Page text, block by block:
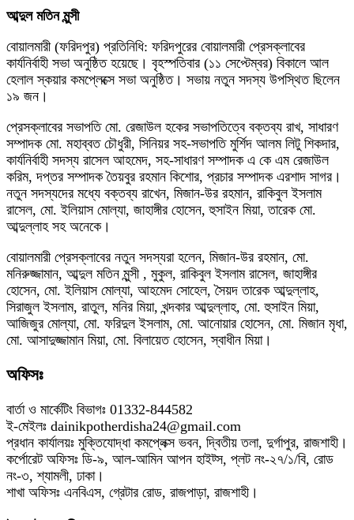
আব্দুল মতিন মুন্সী
বোয়ালমারী (ফরিদপুর) প্রতিনিধি: ফরিদপুরের বোয়ালমারী প্রেসক্লাবের
কার্যনির্বাহী সভা অনুষ্ঠিত হয়েছে। বৃহস্পতিবার (১১ সেপ্টেম্বর) বিকালে আল
হেলাল স্কয়ার কমপ্লেক্সে সভা অনুষ্ঠিত। সভায় নতুন সদস্য উপস্থিত ছিলেন
১৯ জন।
প্রেসক্লাবের সভাপতি মো. রেজাউল হকের সভাপতিত্বে বক্তব্য রাখ, সাধারণ
সম্পাদক মো. মহাব্বত চৌধুরী, সিনিয়র সহ-সভাপতি মুর্শিদ আলম লিটু শিকদার,
কার্যনির্বাহী সদস্য রাসেল আহমেদ, সহ-সাধারণ সম্পাদক এ কে এম রেজাউল
করিম, দপ্তর সম্পাদক তৈয়বুর রহমান কিশোর, প্রচার সম্পাদক এরশাদ সাগর।
নতুন সদস্যদের মধ্যে বক্তব্য রাখেন, মিজান-উর রহমান, রাকিবুল ইসলাম
রাসেল, মো. ইলিয়াস মোল্যা, জাহাঙ্গীর হোসেন, হুসাইন মিয়া, তারেক মো.
আব্দুল্লাহ সহ অনেকে।
বোয়ালমারী প্রেসক্লাবের নতুন সদস্যরা হলেন, মিজান-উর রহমান, মো.
মনিরুজ্জামান, আব্দুল মতিন মুন্সী , মুকুল, রাকিবুল ইসলাম রাসেল, জাহাঙ্গীর
হোসেন, মো. ইলিয়াস মোল্যা, আহমেদ সোহেল, সৈয়দ তারেক আব্দুল্লাহ,
সিরাজুল ইসলাম, রাতুল, মনির মিয়া, খন্দকার আব্দুল্লাহ, মো. হুসাইন মিয়া,
আজিজুর মোল্যা, মো. ফরিদুল ইসলাম, মো. আনোয়ার হোসেন, মো. মিজান মৃধা,
মো. আসাদুজ্জামান মিয়া, মো. বিলায়েত হোসেন, স্বাধীন মিয়া।
অফিসঃ
বার্তা ও মার্কেটিং বিভাগঃ 01332-844582
ই-মেইলঃ dainikpotherdisha24@gmail.com
প্রধান কার্যালয়ঃ মুক্তিযোদ্ধা কমপ্লেক্স ভবন, দ্বিতীয় তলা, দুর্গাপুর, রাজশাহী।
কর্পোরেট অফিসঃ ডি-৯, আল-আমিন আপন হাইট্স, প্লট নং-২৭/১/বি, রোড
নং-৩, শ্যামলী, ঢাকা।
শাখা অফিসঃ এনবিএস, গ্রেটার রোড, রাজপাড়া, রাজশাহী।